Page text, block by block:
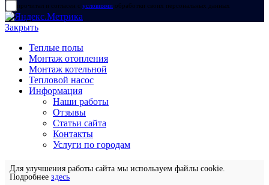
прочитал и согласен с условиями обработки своих персональных данных
Закрыть
Теплые полы
Монтаж отопления
Монтаж котельной
Тепловой насос
Информация
Наши работы
Отзывы
Статьи сайта
Контакты
Услуги по городам
Для улучшения работы сайта мы используем файлы cookie.
Подробнее здесь